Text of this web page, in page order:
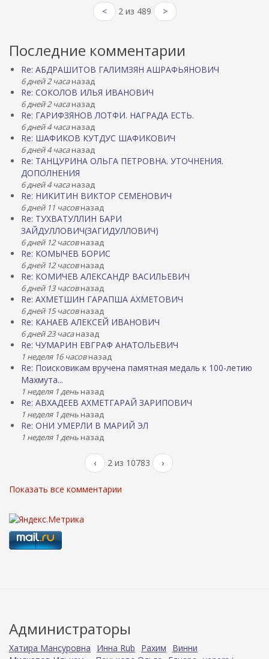
< 2 из 489 >
Последние комментарии
Re: АБДРАШИТОВ ГАЛИМЗЯН АШРАФЬЯНОВИЧ
6 дней 2 часаназад
Re: СОКОЛОВ ИЛЬЯ ИВАНОВИЧ
6 дней 2 часаназад
Re: ГАРИФЗЯНОВ ЛОТФИ. НАГРАДА ЕСТЬ.
6 дней 4 часаназад
Re: ШАФИКОВ КУТДУС ШАФИКОВИЧ
6 дней 4 часаназад
Re: ТАНЦУРИНА ОЛЬГА ПЕТРОВНА. УТОЧНЕНИЯ.
ДОПОЛНЕНИЯ
6 дней 4 часаназад
Re: НИКИТИН ВИКТОР СЕМЕНОВИЧ
6 дней 11 часовназад
Re: ТУХВАТУЛЛИН БАРИ
ЗАЙДУЛЛОВИЧ(ЗАГИДУЛЛОВИЧ)
6 дней 12 часовназад
Re: КОМЫЧЕВ БОРИС
6 дней 12 часовназад
Re: КОМИЧЕВ АЛЕКСАНДР ВАСИЛЬЕВИЧ
6 дней 13 часовназад
Re: АХМЕТШИН ГАРАПША АХМЕТОВИЧ
6 дней 15 часовназад
Re: КАНАЕВ АЛЕКСЕЙ ИВАНОВИЧ
6 дней 23 часаназад
Re: ЧУМАРИН ЕВГРАФ АНАТОЛЬЕВИЧ
1 неделя 16 часовназад
Re: Поисковикам вручена памятная медаль к 100-летию
Махмута...
1 неделя 1 день назад
Re: АВХАДЕЕВ АХМЕТГАРАЙ ЗАРИПОВИЧ
1 неделя 1 день назад
Re: ОНИ УМЕРЛИ В МАРИЙ ЭЛ
1 неделя 1 день назад
‹ 2 из 10783 ›
Показать все комментарии
Администраторы
Хатира Мансуровна Инна Rub Рахим
Винни